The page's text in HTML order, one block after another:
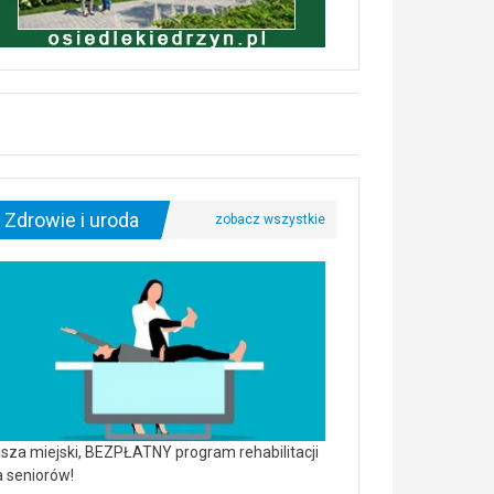
Zdrowie i uroda
miejski, BEZPŁATNY program rehabilitacji
seniorów!